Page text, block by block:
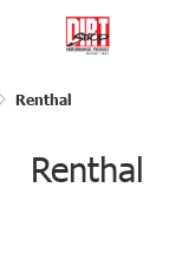
Renthal
Renthal